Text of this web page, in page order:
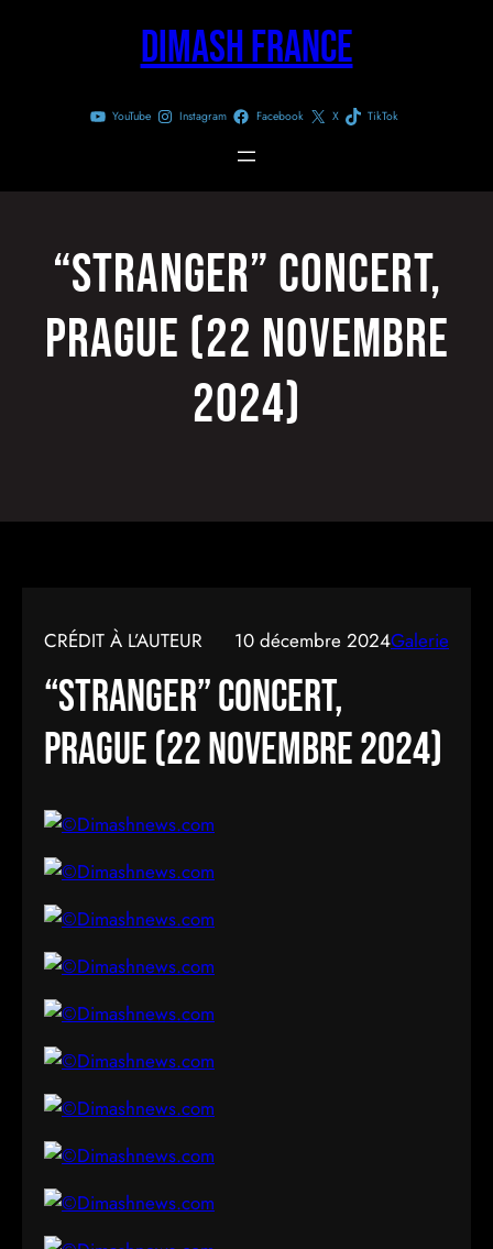
Dimash France
YouTube Instagram Facebook X TikTok
“Stranger” concert,
Prague (22 Novembre
2024)
CRÉDIT À L’AUTEUR 10 décembre 2024Galerie
“Stranger” concert,
Prague (22 Novembre 2024)